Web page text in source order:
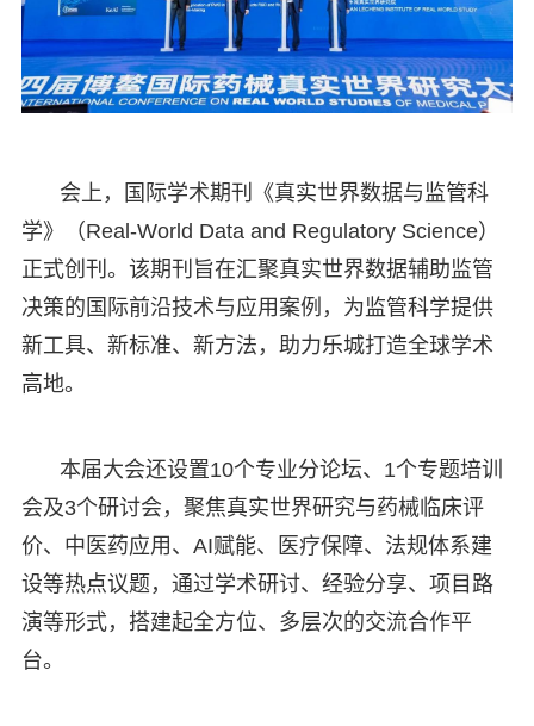
会上，国际学术期刊《真实世界数据与监管科
学》（Real-World Data and Regulatory Science）
正式创刊。该期刊旨在汇聚真实世界数据辅助监管
决策的国际前沿技术与应用案例，为监管科学提供
新工具、新标准、新方法，助力乐城打造全球学术
高地。​
本届大会还设置10个专业分论坛、1个专题培训
会及3个研讨会，聚焦真实世界研究与药械临床评
价、中医药应用、AI赋能、医疗保障、法规体系建
设等热点议题，通过学术研讨、经验分享、项目路
演等形式，搭建起全方位、多层次的交流合作平
台。​